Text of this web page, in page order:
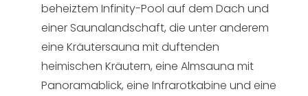
beheiztem Infinity-Pool auf dem Dach und
einer Saunalandschaft, die unter anderem
eine Kräutersauna mit duftenden
heimischen Kräutern, eine Almsauna mit
Panoramablick, eine Infrarotkabine und eine